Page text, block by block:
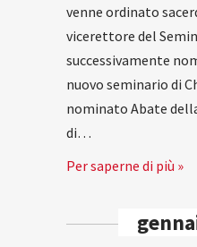
venne ordinato
vicerettore del
successivamente
nuovo seminario di
nominato Abate
di…
Per saperne di più »